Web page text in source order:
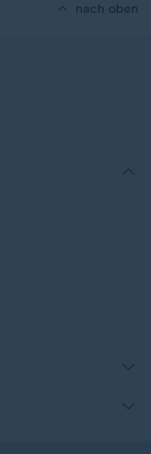
nach oben